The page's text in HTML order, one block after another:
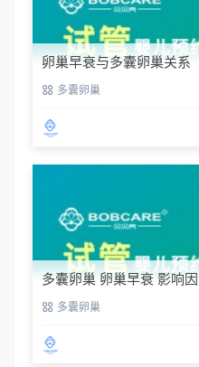
卵巢早衰与多囊卵巢关系
多囊卵巢
多囊卵巢 卵巢早衰 影响
多囊卵巢